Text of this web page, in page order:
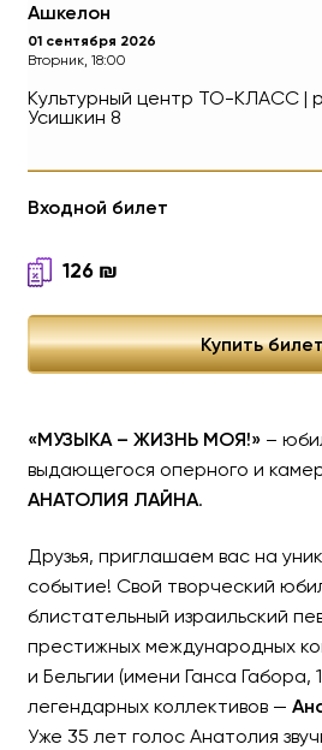
Юбилейный тур
Ашкелон
01 сентября 2026
Вторник, 18:00
Культурный центр ТО-КЛАСС |
Усишкин 8
Входной билет
126 ₪
Купить
«МУЗЫКА – ЖИЗНЬ МОЯ!»–
выдающегося оперного и
АНАТОЛИЯ ЛАЙНА.
Друзья, приглашаем вас на
событие! Свой творческий
блистательный израильский
престижных международных
и Бельгии (имени Ганса Габора,
легендарных коллективов —
Уже 35 лет голос Анатолия